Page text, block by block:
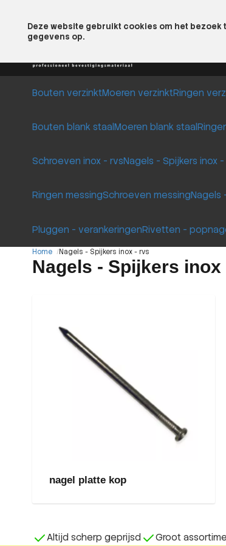
Bouten verzinktMoeren verzinktRingen
Bouten blank staalMoeren blank staal
Schroeven inox - rvsNagels - Spijkers inox -
Ringen messingSchroeven messingNagels
Pluggen - verankeringenRivetten -
Home Nagels - Spijkers inox - rvs
Nagels - Spijkers inox
nagel platte kop
Altijd scherp geprijsd Groot
Deze website gebruikt cookies om het
gegevens op.